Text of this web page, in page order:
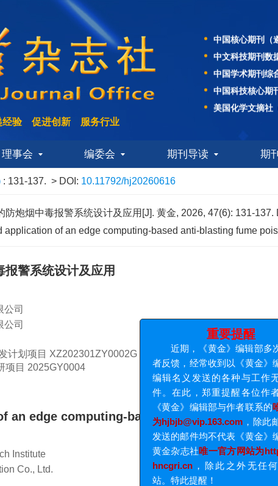
经验 促进创新 服务行业
中国核心期刊（
中文科技期刊数
中国学术期刊综
中国科技核心期
美国化学文摘社
美国EBSCO学
日本科学技术振
中国期刊全文数
中国学术期刊综
理事会 编委会 期刊导读 期
: 131-137. > DOI: 10.11792/hj20260616
防炮烟中毒报警系统设计及应用[J]. 黄金, 2026, 47(6): 131-137.
application of an edge computing-based anti-blasting fume
警系统设计及应用
公司
公司
计划项目 XZ202301ZY0002G
项目 2025GY0004
an edge computing-based anti-blasting
Institute
Co., Ltd.
重要提醒
近期，《黄金》编辑部多次收到作
者反馈，经常收到以《黄金》编辑部或
编辑名义发送的各种与工作无关的邮
件。在此，郑重提醒各位作者读者，
《黄金》编辑部与作者联系的唯一邮箱
为hjbjb@vip.163.com，除此邮箱之外
发送的邮件均不代表《黄金》编辑部；